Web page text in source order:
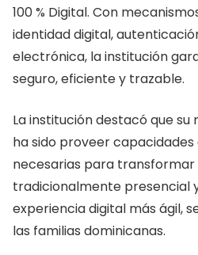
100 % Digital. Con
identidad digital,
electrónica, la institución
seguro, eficiente y trazable.
La institución destacó que
ha sido proveer
necesarias para transformar
tradicionalmente presencial
experiencia digital más ágil,
las familias dominicanas.